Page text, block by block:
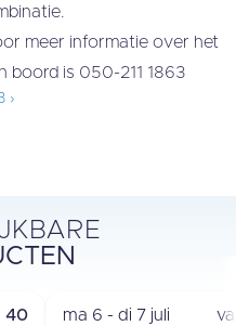
meer informatie over het
boord is 050-211 1863
›
40
ma 6 - di 7 juli